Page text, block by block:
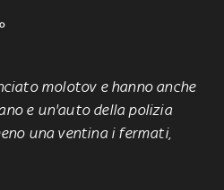
molotov e hanno anche
e un'auto della polizia
una ventina i fermati,